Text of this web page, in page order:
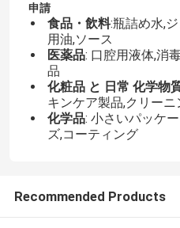
申請
食品・飲料:瓶詰め水,
用油,ソース
医薬品: 口腔用液体,消
品
化粧品 と 日常 化学物
キンケア製品,クリーニ
化学品: 小さいパッケ
ズ,コーティング
Recommended Products